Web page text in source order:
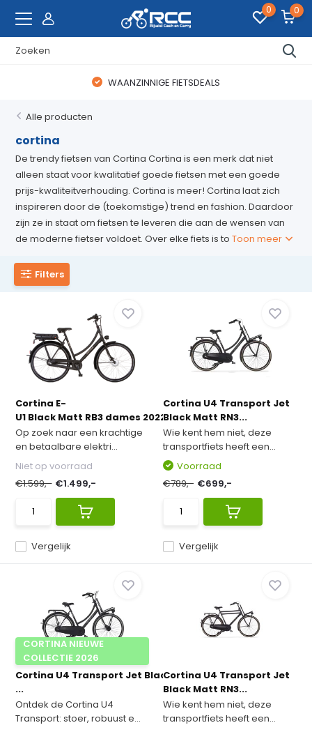
0 0
WAANZINNIGE FIETSDEALS
Alle producten
cortina
De trendy fietsen van Cortina Cortina is een merk dat niet
alleen staat voor kwalitatief goede fietsen met een goede
prijs-kwaliteitverhouding. Cortina is meer! Cortina laat zich
inspireren door de (toekomstige) trend en fashion. Daardoor
zijn ze in staat om fietsen te leveren die aan de wensen van
de moderne fietser voldoet. Over elke fiets is toToon meer
Filters
Cortina E-
U1 Black Matt RB3 dames 2022 ...
Op zoek naar een krachtige
en betaalbare elektri...
Vergelijk
Niet op voorraad
€1.599,- €1.499,-
Cortina U4 Transport Jet
Black Matt RN3...
Wie kent hem niet, deze
transportfiets heeft een...
Vergelijk
Voorraad
€789,- €699,-
CORTINA NIEUWE
COLLECTIE 2026
Cortina U4 Transport Jet Black Matt ND7
...
Ontdek de Cortina U4
Transport: stoer, robuust e...
Cortina U4 Transport Jet
Black Matt RN3...
Wie kent hem niet, deze
transportfiets heeft een...